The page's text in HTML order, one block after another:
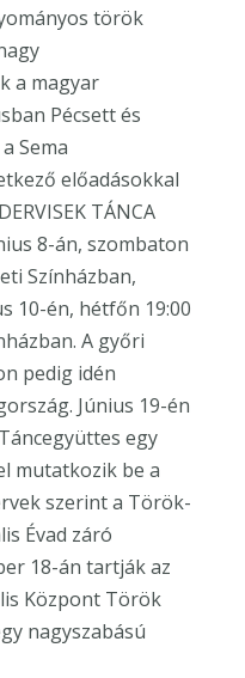
török
a magyar
Pécsett és
Sema
előadásokkal
TÁNCA
8-án, szombaton
Színházban,
10-én, hétfőn 19:00
A győri
pedig idén
Június 19-én
egy
mutatkozik be a
szerint a Török-
Évad záró
18-án tartják az
Központ Török
nagyszabású